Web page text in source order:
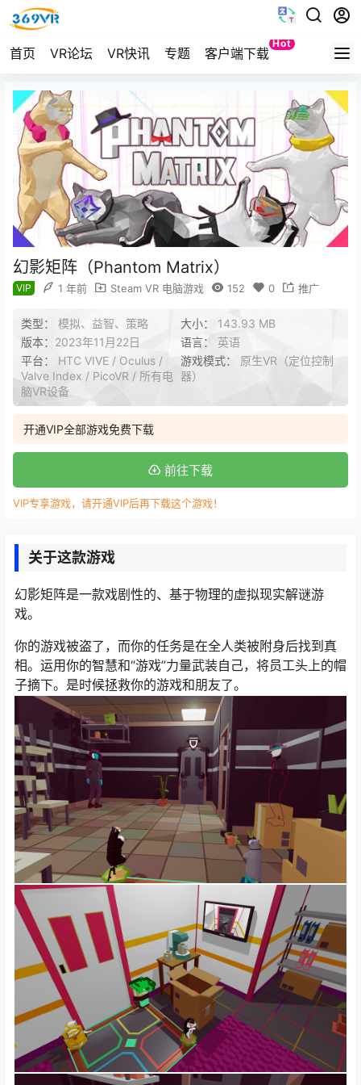
首页 VR论坛 VR快讯 专题 客户端下载
Hot
Quest
幻影矩阵（Phantom Matrix）
VIP 1 年前 Steam VR 电脑游戏 152 0 推广
类型： 模拟、益智、策略 大小： 143.93 MB
版本： 2023年11月22日 语言： 英语
平台： HTC VIVE / Oculus /
Valve Index / PicoVR / 所有电
脑VR设备
游戏模式： 原生VR（定位控制
器）
开通VIP全部游戏免费下载
前往下载
VIP专享游戏，请开通VIP后再下载这个游戏！
关于这款游戏
幻影矩阵是一款戏剧性的、基于物理的虚拟现实解谜游
戏。
你的游戏被盗了，而你的任务是在全人类被附身后找到真
相。运用你的智慧和“游戏”力量武装自己，将员工头上的帽
子摘下。是时候拯救你的游戏和朋友了。